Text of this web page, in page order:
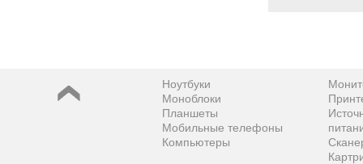
Ноутбуки
Моноблоки
Планшеты
Мобильные телефоны
Компьютеры